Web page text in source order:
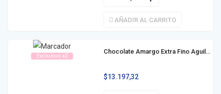
AÑADIR AL CARRITO
Exclusivo x2
Chocolate Amargo Extra Fino Aguila 60% Cacao 150g
$13.197,32